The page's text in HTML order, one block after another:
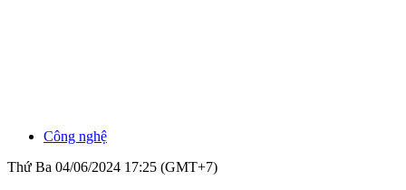
Công nghệ
Thứ Ba 04/06/2024 17:25 (GMT+7)